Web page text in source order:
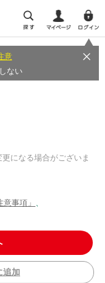
意
ない
になる場合がございま
事項」 、
追加